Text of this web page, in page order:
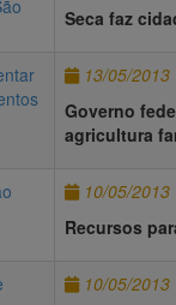
Seca faz
13/05/2013
Governo
agricultura
10/05/2013
Recursos
10/05/2013